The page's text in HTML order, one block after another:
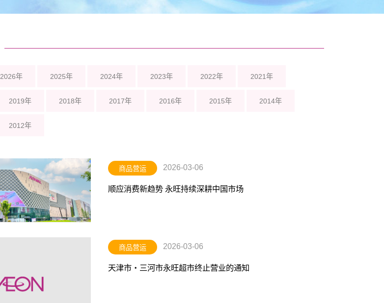
2026年 2025年 2024年 2023年 2022年 2021年
2019年 2018年 2017年 2016年 2015年 2014年
2012年
商品营运 2026-03-06
顺应消费新趋势 永旺持续深耕中国市场
商品营运 2026-03-06
天津市・三河市永旺超市终止营业的通知